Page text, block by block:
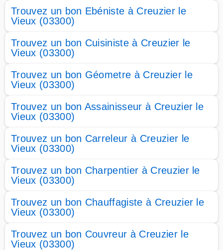
Trouvez un bon Ebéniste à Creuzier le
Vieux (03300)
Trouvez un bon Cuisiniste à Creuzier le
Vieux (03300)
Trouvez un bon Géometre à Creuzier le
Vieux (03300)
Trouvez un bon Assainisseur à Creuzier le
Vieux (03300)
Trouvez un bon Carreleur à Creuzier le
Vieux (03300)
Trouvez un bon Charpentier à Creuzier le
Vieux (03300)
Trouvez un bon Chauffagiste à Creuzier le
Vieux (03300)
Trouvez un bon Couvreur à Creuzier le
Vieux (03300)